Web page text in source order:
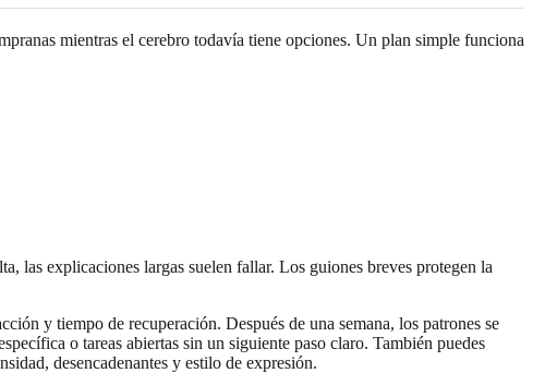
mientras el cerebro todavía tiene opciones. Un plan simple funciona
las explicaciones largas suelen fallar. Los guiones breves protegen la
y tiempo de recuperación. Después de una semana, los patrones se
o tareas abiertas sin un siguiente paso claro. También puedes
desencadenantes y estilo de expresión.